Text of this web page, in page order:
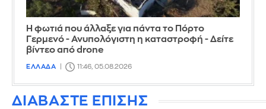
Η φωτιά που άλλαξε για πάντα το Πόρτο
Γερμενό - Ανυπολόγιστη η καταστροφή - Δείτε
βίντεο από drone
ΕΛΛΑΔΑ 11:46, 05.08.2026
ΔΙΑΒΑΣΤΕ ΕΠΙΣΗΣ